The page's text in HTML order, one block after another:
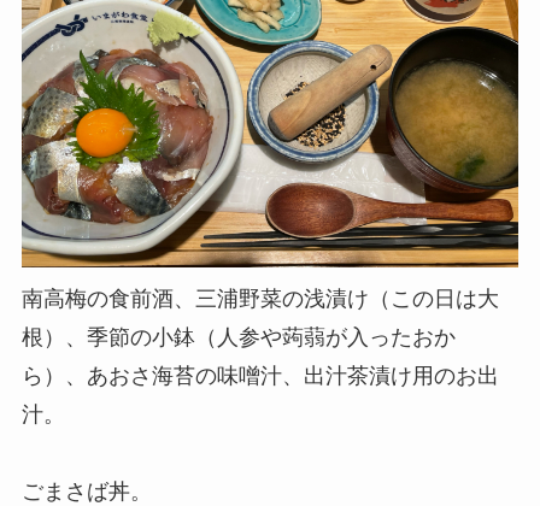
南高梅の食前酒、 三浦野菜の浅漬け（この日は大
根）、 季節の小鉢（人参や蒟蒻が入ったおか
ら）、あおさ海苔の味噌汁、出汁茶漬け用のお出
汁。
ごまさば丼。